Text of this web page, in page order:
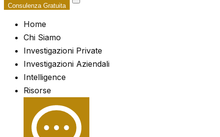
Consulenza Gratuita
Home
Chi Siamo
Investigazioni Private
Investigazioni Aziendali
Intelligence
Risorse